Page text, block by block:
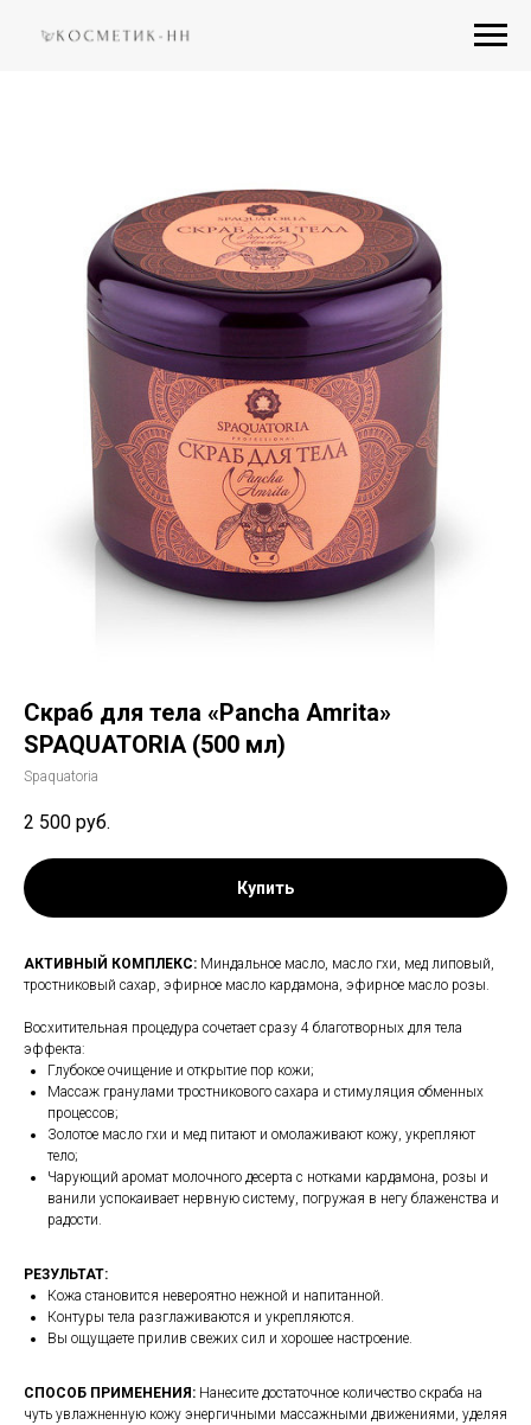
Скраб для тела «Pancha Amrita»
SPAQUATORIA (500 мл)
Spaquatoria
2 500 руб.
Купить
AКТИВНЫЙ КОМПЛЕКС: Миндальное масло, масло гхи, мед липовый,
тростниковый сахар, эфирное масло кардамона, эфирное масло розы.
Восхитительная процедура сочетает сразу 4 благотворных для тела
эффекта:
Глубокое очищение и открытие пор кожи;
Массаж гранулами тростникового сахара и стимуляция обменных
процессов;
Золотое масло гхи и мед питают и омолаживают кожу, укрепляют
тело;
Чарующий аромат молочного десерта с нотками кардамона, розы и
ванили успокаивает нервную систему, погружая в негу блаженства и
радости.
РЕЗУЛЬТАТ:
Кожа становится невероятно нежной и напитанной.
Контуры тела разглаживаются и укрепляются.
Вы ощущаете прилив свежих сил и хорошее настроение.
СПОСОБ ПРИМЕНЕНИЯ: Нанесите достаточное количество скраба на
чуть увлажненную кожу энергичными массажными движениями, уделяя